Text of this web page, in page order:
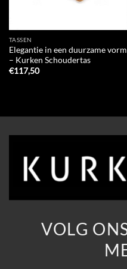
TASSEN
Elegantie in een duurzame vorm
– Kurken Schoudertas
€117,50
VOLG